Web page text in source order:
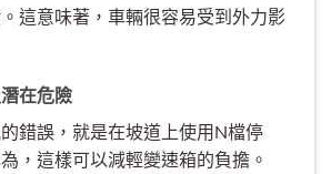
這意味著，車輛很容易受到外力影
在危險
錯誤，就是在坡道上使用N檔停
，這樣可以減輕變速箱的負擔。